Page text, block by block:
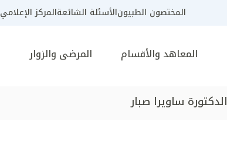
المختصون الطبيونالأسئلة الشائعةالمركز الإعلامي
المعاهد والأقسام المرضى والزوار
الدكتورة ساويرا صبار